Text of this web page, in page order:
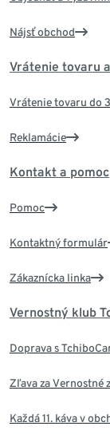
Nájsť obchod
Vrátenie tovaru
Vrátenie tovaru do
Reklamácie
Kontakt a pomoc
Pomoc
Kontaktný formulár
Zákaznícka linka
Vernostný klub
Doprava s
Zľava za Vernostné
Každá 11. káva v